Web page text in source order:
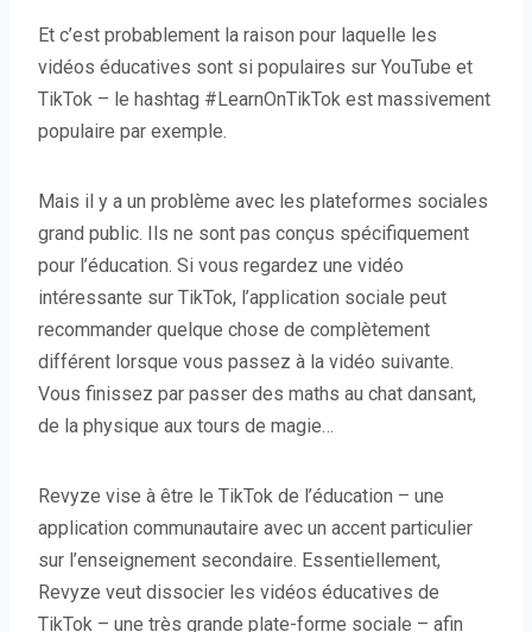
Et c’est probablement la raison pour laquelle les
vidéos éducatives sont si populaires sur YouTube et
TikTok – le hashtag #LearnOnTikTok est massivement
populaire par exemple.
Mais il y a un problème avec les plateformes sociales
grand public. Ils ne sont pas conçus spécifiquement
pour l’éducation. Si vous regardez une vidéo
intéressante sur TikTok, l’application sociale peut
recommander quelque chose de complètement
différent lorsque vous passez à la vidéo suivante.
Vous finissez par passer des maths au chat dansant,
de la physique aux tours de magie…
Revyze vise à être le TikTok de l’éducation – une
application communautaire avec un accent particulier
sur l’enseignement secondaire. Essentiellement,
Revyze veut dissocier les vidéos éducatives de
TikTok – une très grande plate-forme sociale – afin